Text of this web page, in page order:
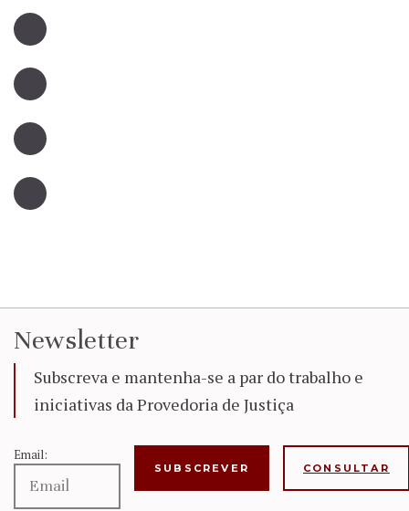
Newsletter
Subscreva e mantenha-se a par do trabalho e
iniciativas da Provedoria de Justiça
Email:
CONSULTAR